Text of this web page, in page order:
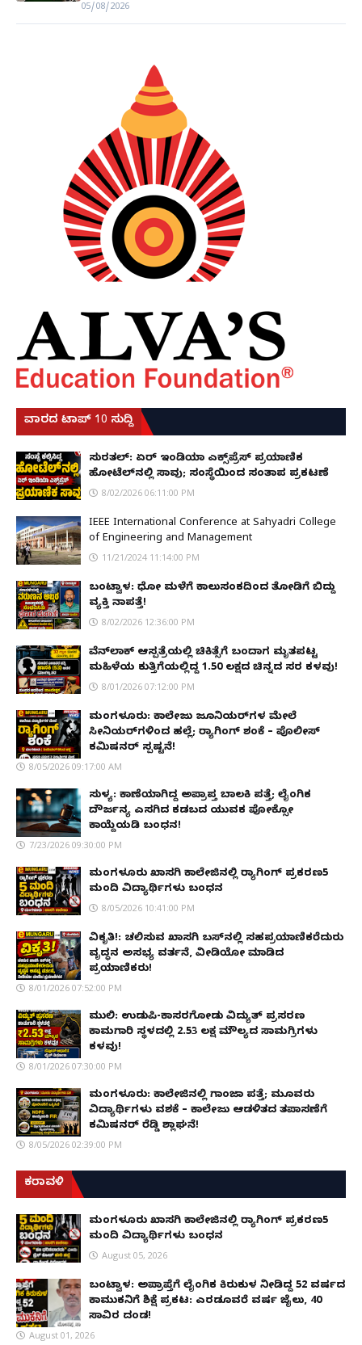
05/08/2026
ವಾರದ ಟಾಪ್ 10 ಸುದ್ದಿ
ಸುರತ್ಕಲ್: ಏರ್ ಇಂಡಿಯಾ ಎಕ್ಸ್‌ಪ್ರೆಸ್ ಪ್ರಯಾಣಿಕ
ಹೋಟೆಲ್‌ನಲ್ಲಿ ಸಾವು; ಸಂಸ್ಥೆಯಿಂದ ಸಂತಾಪ ಪ್ರಕಟಣೆ
8/02/2026 06:11:00 PM
IEEE International Conference at Sahyadri College
of Engineering and Management
11/21/2024 11:14:00 PM
ಬಂಟ್ವಾಳ: ಧೋ ಮಳೆಗೆ ಕಾಲುಸಂಕದಿಂದ ತೋಡಿಗೆ ಬಿದ್ದು
ವ್ಯಕ್ತಿ ನಾಪತ್ತೆ!
8/02/2026 12:36:00 PM
ವೆನ್‌ಲಾಕ್ ಆಸ್ಪತ್ರೆಯಲ್ಲಿ ಚಿಕಿತ್ಸೆಗೆ ಬಂದಾಗ ಮೃತಪಟ್ಟ
ಮಹಿಳೆಯ ಕುತ್ತಿಗೆಯಲ್ಲಿದ್ದ ₹1.50 ಲಕ್ಷದ ಚಿನ್ನದ ಸರ ಕಳವು!
8/01/2026 07:12:00 PM
ಮಂಗಳೂರು: ಕಾಲೇಜು ಜೂನಿಯರ್‌ಗಳ ಮೇಲೆ
ಸೀನಿಯರ್‌ಗಳಿಂದ ಹಲ್ಲೆ; ರ‌್ಯಾಗಿಂಗ್ ಶಂಕೆ – ಪೊಲೀಸ್
ಕಮಿಷನರ್ ಸ್ಪಷ್ಟನೆ!
8/05/2026 09:17:00 AM
ಸುಳ್ಯ: ಕಾಣೆಯಾಗಿದ್ದ ಅಪ್ರಾಪ್ತ ಬಾಲಕಿ ಪತ್ತೆ; ಲೈಂಗಿಕ
ದೌರ್ಜನ್ಯ ಎಸಗಿದ ಕಡಬದ ಯುವಕ ಪೋಕ್ಸೋ
ಕಾಯ್ದೆಯಡಿ ಬಂಧನ!
7/23/2026 09:30:00 PM
ಮಂಗಳೂರು ಖಾಸಗಿ ಕಾಲೇಜಿನಲ್ಲಿ ರ‌್ಯಾಗಿಂಗ್ ಪ್ರಕರಣ5
ಮಂದಿ ವಿದ್ಯಾರ್ಥಿಗಳು ಬಂಧನ
8/05/2026 10:41:00 PM
ವಿಕೃತಿ!: ಚಲಿಸುವ ಖಾಸಗಿ ಬಸ್‌ನಲ್ಲಿ ಸಹಪ್ರಯಾಣಿಕರೆದುರು
ವೃದ್ಧನ ಅಸಭ್ಯ ವರ್ತನೆ, ವೀಡಿಯೋ ಮಾಡಿದ
ಪ್ರಯಾಣಿಕರು!
8/01/2026 07:52:00 PM
ಮುಲ್ಕಿ: ಉಡುಪಿ-ಕಾಸರಗೋಡು ವಿದ್ಯುತ್ ಪ್ರಸರಣ
ಕಾಮಗಾರಿ ಸ್ಥಳದಲ್ಲಿ ₹2.53 ಲಕ್ಷ ಮೌಲ್ಯದ ಸಾಮಗ್ರಿಗಳು
ಕಳವು!
8/01/2026 07:30:00 PM
ಮಂಗಳೂರು: ಕಾಲೇಜಿನಲ್ಲಿ ಗಾಂಜಾ ಪತ್ತೆ; ಮೂವರು
ವಿದ್ಯಾರ್ಥಿಗಳು ವಶಕ್ಕೆ – ಕಾಲೇಜು ಆಡಳಿತದ ತಪಾಸಣೆಗೆ
ಕಮಿಷನರ್ ರೆಡ್ಡಿ ಶ್ಲಾಘನೆ!
8/05/2026 02:39:00 PM
ಕರಾವಳಿ
ಮಂಗಳೂರು ಖಾಸಗಿ ಕಾಲೇಜಿನಲ್ಲಿ ರ‌್ಯಾಗಿಂಗ್ ಪ್ರಕರಣ5
ಮಂದಿ ವಿದ್ಯಾರ್ಥಿಗಳು ಬಂಧನ
August 05, 2026
ಬಂಟ್ವಾಳ: ಅಪ್ರಾಪ್ತೆಗೆ ಲೈಂಗಿಕ ಕಿರುಕುಳ ನೀಡಿದ್ದ 52 ವರ್ಷದ
ಕಾಮುಕನಿಗೆ ಶಿಕ್ಷೆ ಪ್ರಕಟ: ಎರಡೂವರೆ ವರ್ಷ ಜೈಲು, ₹40
ಸಾವಿರ ದಂಡ!
August 01, 2026